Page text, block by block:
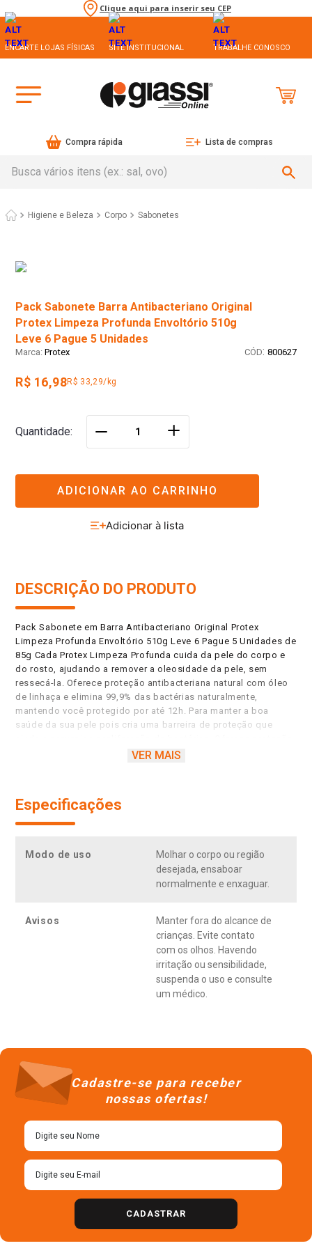
Clique aqui para inserir seu CEP
ENCARTE LOJAS FÍSICAS SITE INSTITUCIONAL TRABALHE CONOSCO
Compra rápida Lista de compras
Higiene e Beleza Corpo Sabonetes
Pack Sabonete Barra Antibacteriano Original
Protex Limpeza Profunda Envoltório 510g
Leve 6 Pague 5 Unidades
Protex : 800627
R$ 16,98R$ 33,29/kg
Quantidade ＋
ADICIONAR AO CARRINHO
DESCRIÇÃO DO PRODUTO
Pack Sabonete em Barra Antibacteriano Original Protex
Limpeza Profunda Envoltório 510g Leve 6 Pague 5 Unidades de
85g Cada Protex Limpeza Profunda cuida da pele do corpo e
do rosto, ajudando a remover a oleosidade da pele, sem
ressecá-la. Oferece proteção antibacteriana natural com óleo
de linhaça e elimina 99,9% das bactérias naturalmente,
mantendo você protegido por até 12h. Para manter a boa
saúde da sua pele pois cria uma barreira de proteção que
antibacteriana natural com óleo de linhaça, mantendo você
VER MAIS
Especificações
Modo de uso
Molhar o corpo ou região
desejada, ensaboar
normalmente e enxaguar.
Avisos
Manter fora do alcance de
crianças. Evite contato
com os olhos. Havendo
irritação ou sensibilidade,
suspenda o uso e consulte
um médico.
Cadastre-se para receber
nossas ofertas!
CADASTRAR